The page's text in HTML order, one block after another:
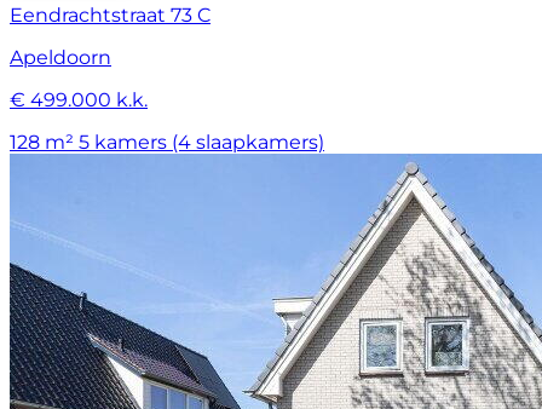
Eendrachtstraat 73 C
Apeldoorn
€ 499.000 k.k.
128 m² 5 kamers (4 slaapkamers)